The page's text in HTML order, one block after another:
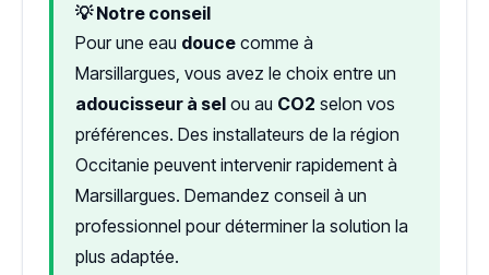
💡 Notre conseil
Pour une eau douce comme à
Marsillargues, vous avez le choix entre un
adoucisseur à sel ou au CO2 selon vos
préférences. Des installateurs de la région
Occitanie peuvent intervenir rapidement à
Marsillargues. Demandez conseil à un
professionnel pour déterminer la solution la
plus adaptée.